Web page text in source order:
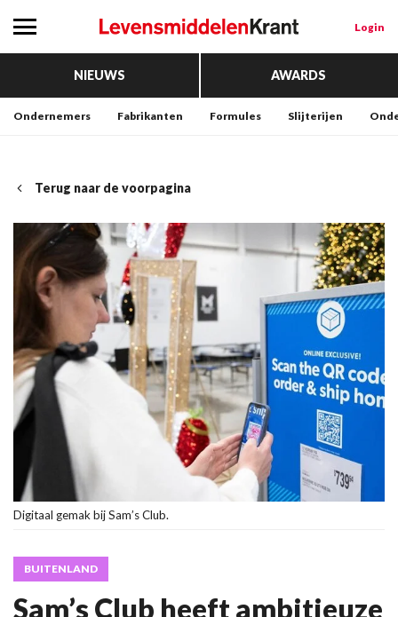
Login
NIEUWS AWARDS
Ondernemers Fabrikanten Formules Slijterijen
Terug naar de voorpagina
Digitaal gemak bij Sam’s Club.
BUITENLAND
Sam’s Club heeft ambitieuze